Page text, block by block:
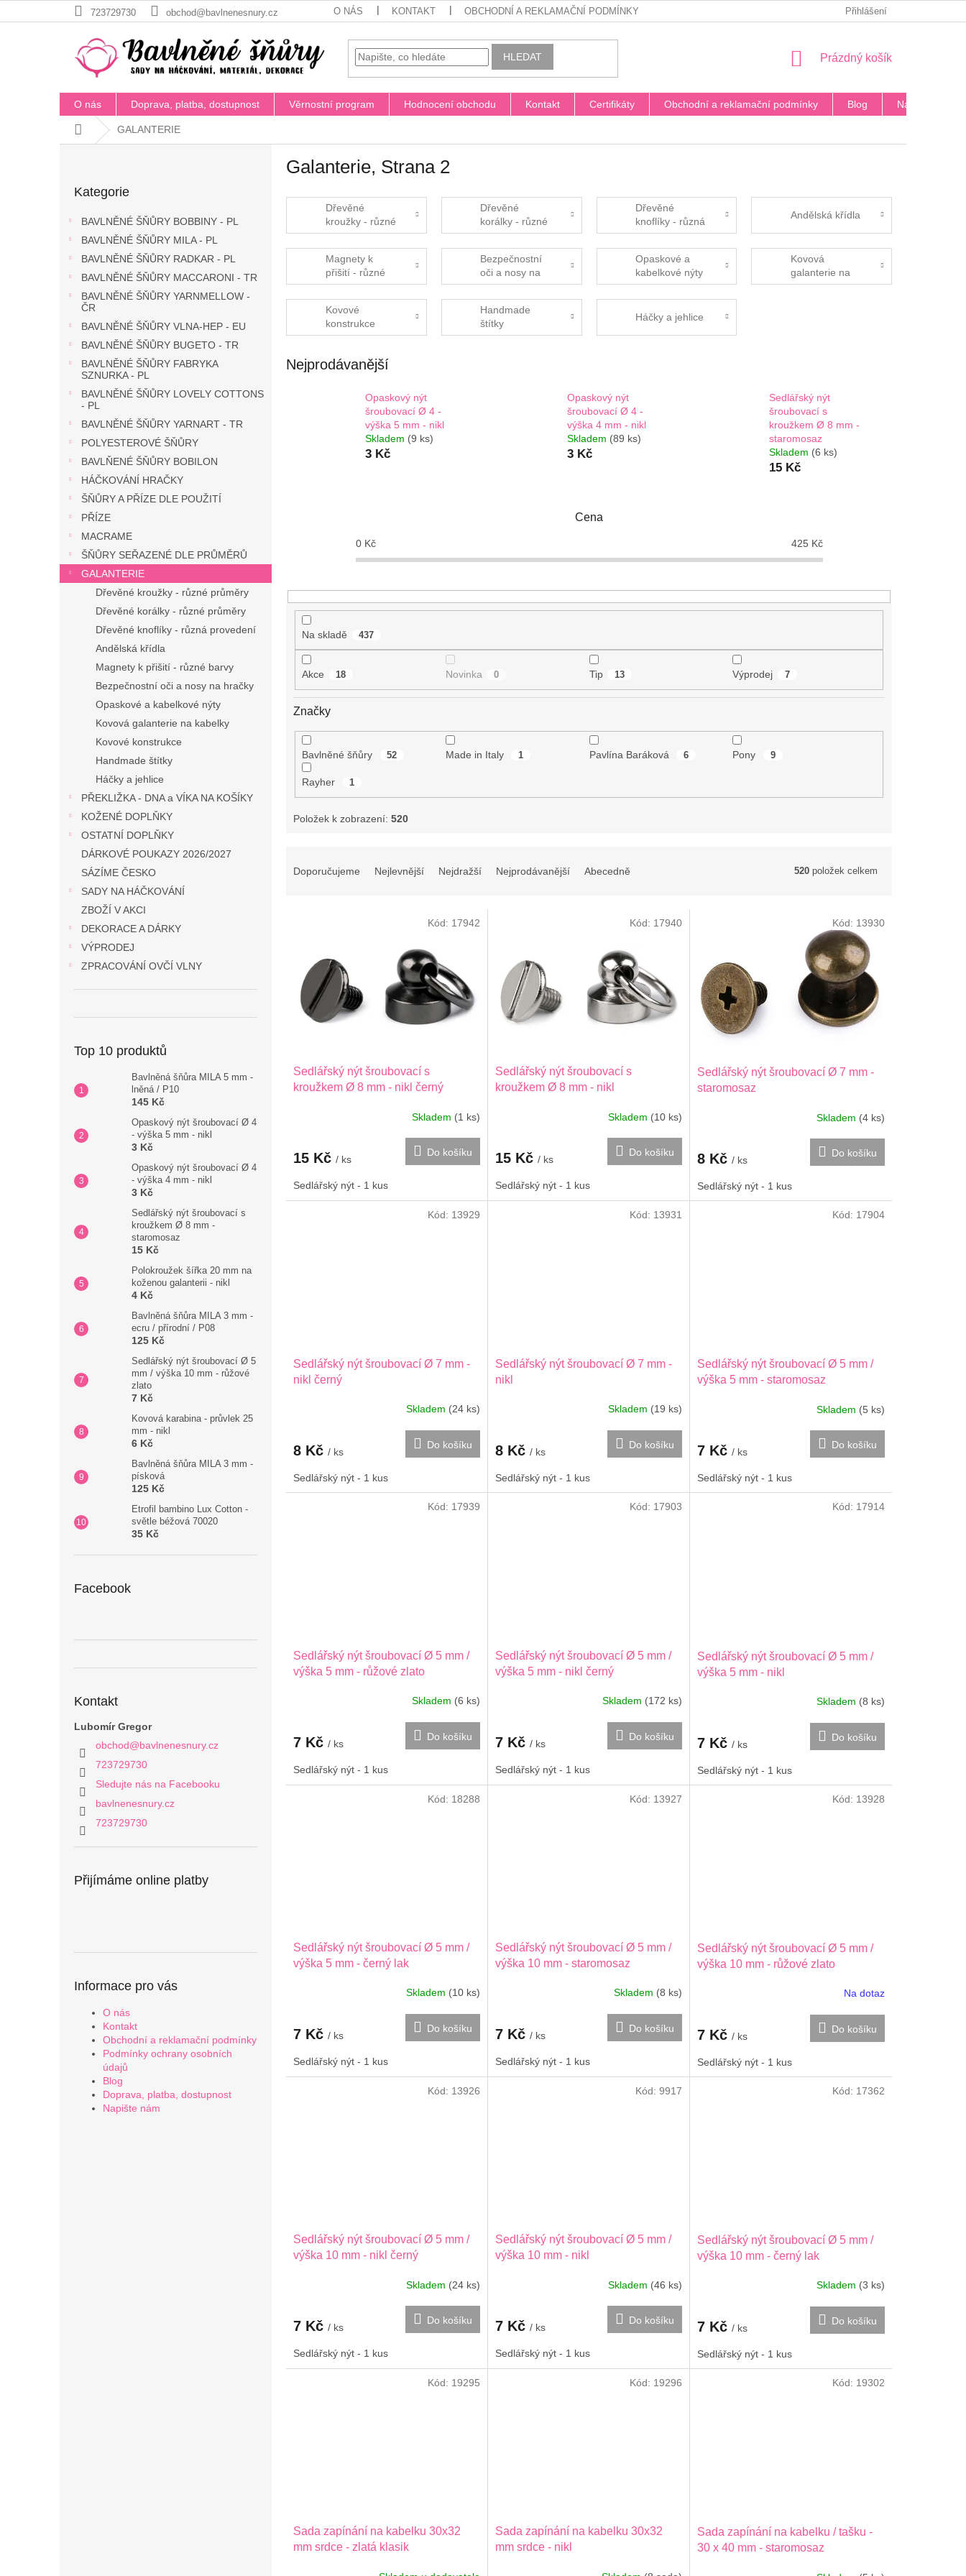
na
723729730 obchod@bavlnenesnury.cz O NÁS KONTAKT OBCHODNÍ A REKLAMAČNÍ PODMÍNKY PODMÍNKY OCHRANY OSOBNÍCH ÚDAJŮ BLOG
Přihlášení
HLEDAT
NÁKUPNÍ
Prázdný košík
O nás Doprava, platba, dostupnost Věrnostní program Hodnocení obchodu Kontakt Certifikáty Obchodní a reklamační podmínky Blog Napište nám
Domů GALANTERIE
kategorie
Kategorie
BAVLNĚNÉ ŠŇŮRY BOBBINY - PL
BAVLNĚNÉ ŠŇŮRY MILA - PL
BAVLNĚNÉ ŠŇŮRY RADKAR - PL
BAVLNĚNÉ ŠŇŮRY MACCARONI - TR
BAVLNĚNÉ ŠŇŮRY YARNMELLOW -
ČR
BAVLNĚNÉ ŠŇŮRY VLNA-HEP - EU
BAVLNĚNÉ ŠŇŮRY BUGETO - TR
BAVLNĚNÉ ŠŇŮRY FABRYKA
SZNURKA - PL
BAVLNĚNÉ ŠŇŮRY LOVELY COTTONS
- PL
BAVLNĚNÉ ŠŇŮRY YARNART - TR
POLYESTEROVÉ ŠŇŮRY
BAVLŇENÉ ŠŇŮRY BOBILON
HÁČKOVÁNÍ HRAČKY
ŠŇŮRY A PŘÍZE DLE POUŽITÍ
PŘÍZE
MACRAME
ŠŇŮRY SEŘAZENÉ DLE PRŮMĚRŮ
GALANTERIE
Dřevěné kroužky - různé průměry
Dřevěné korálky - různé průměry
Dřevěné knoflíky - různá provedení
Andělská křídla
Magnety k přišití - různé barvy
Bezpečnostní oči a nosy na hračky
Opaskové a kabelkové nýty
Kovová galanterie na kabelky
Kovové konstrukce
Handmade štítky
Háčky a jehlice
PŘEKLIŽKA - DNA a VÍKA NA KOŠÍKY
KOŽENÉ DOPLŇKY
OSTATNÍ DOPLŇKY
DÁRKOVÉ POUKAZY 2026/2027
SÁZÍME ČESKO
SADY NA HÁČKOVÁNÍ
ZBOŽÍ V AKCI
DEKORACE A DÁRKY
VÝPRODEJ
ZPRACOVÁNÍ OVČÍ VLNY
Top 10 produktů
Bavlněná šňůra MILA 5 mm -
lněná / P10
145 Kč
Opaskový nýt šroubovací Ø 4
- výška 5 mm - nikl
3 Kč
Opaskový nýt šroubovací Ø 4
- výška 4 mm - nikl
3 Kč
Sedlářský nýt šroubovací s
kroužkem Ø 8 mm -
staromosaz
15 Kč
Polokroužek šířka 20 mm na
koženou galanterii - nikl
4 Kč
Bavlněná šňůra MILA 3 mm -
ecru / přírodní / P08
125 Kč
Sedlářský nýt šroubovací Ø 5
mm / výška 10 mm - růžové
zlato
7 Kč
Kovová karabina - průvlek 25
mm - nikl
6 Kč
Bavlněná šňůra MILA 3 mm -
písková
125 Kč
Etrofil bambino Lux Cotton -
světle béžová 70020
35 Kč
Facebook
Kontakt
Lubomír Gregor
obchod@bavlnenesnury.cz
723729730
Sledujte nás na Facebooku
bavlnenesnury.cz
723729730
Přijímáme online platby
Informace pro vás
O nás
Kontakt
Obchodní a reklamační podmínky
Podmínky ochrany osobních
údajů
Blog
Doprava, platba, dostupnost
Napište nám
Galanterie, Strana 2
Dřevěné
kroužky - různé
průměry
Dřevěné
korálky - různé
průměry
Dřevěné
knoflíky - různá
provedení
Andělská křídla
Magnety k
přišití - různé
barvy
Bezpečnostní
oči a nosy na
hračky
Opaskové a
kabelkové nýty
Kovová
galanterie na
kabelky
Kovové
konstrukce
Handmade
štítky
Háčky a jehlice
Nejprodávanější
Opaskový nýt
šroubovací Ø 4 -
výška 5 mm - nikl
Skladem (9 ks)
3 Kč
Opaskový nýt
šroubovací Ø 4 -
výška 4 mm - nikl
Skladem (89 ks)
3 Kč
Sedlářský nýt
šroubovací s
kroužkem Ø 8 mm -
staromosaz
Skladem (6 ks)
15 Kč
Cena
0Kč 425 Kč
Na skladě 437
Akce 18 Novinka 0 Tip 13 Výprodej 7
Značky
Bavlněné šňůry 52 Made in Italy 1 Pavlína Baráková 6 Pony 9
Rayher 1
Položek k zobrazení: 520
Doporučujeme Nejlevnější Nejdražší Nejprodávanější Abecedně 520 položek celkem
Sedlářský nýt šroubovací s
kroužkem Ø 8 mm - nikl černý
Skladem (1 ks)
15 Kč / ks
Do košíku
Sedlářský nýt - 1 kus
Kód: 17942
Sedlářský nýt šroubovací s
kroužkem Ø 8 mm - nikl
Skladem (10 ks)
15 Kč / ks
Do košíku
Sedlářský nýt - 1 kus
Kód: 17940
Sedlářský nýt šroubovací Ø 7 mm -
staromosaz
Skladem (4 ks)
8 Kč / ks
Do košíku
Sedlářský nýt - 1 kus
Kód: 13930
Sedlářský nýt šroubovací Ø 7 mm -
nikl černý
Skladem (24 ks)
8 Kč / ks
Do košíku
Sedlářský nýt - 1 kus
Kód: 13929
Sedlářský nýt šroubovací Ø 7 mm -
nikl
Skladem (19 ks)
8 Kč / ks
Do košíku
Sedlářský nýt - 1 kus
Kód: 13931
Sedlářský nýt šroubovací Ø 5 mm /
výška 5 mm - staromosaz
Skladem (5 ks)
7 Kč / ks
Do košíku
Sedlářský nýt - 1 kus
Kód: 17904
Sedlářský nýt šroubovací Ø 5 mm /
výška 5 mm - růžové zlato
Skladem (6 ks)
7 Kč / ks
Do košíku
Sedlářský nýt - 1 kus
Kód: 17939
Sedlářský nýt šroubovací Ø 5 mm /
výška 5 mm - nikl černý
Skladem (172 ks)
7 Kč / ks
Do košíku
Sedlářský nýt - 1 kus
Kód: 17903
Sedlářský nýt šroubovací Ø 5 mm /
výška 5 mm - nikl
Skladem (8 ks)
7 Kč / ks
Do košíku
Sedlářský nýt - 1 kus
Kód: 17914
Sedlářský nýt šroubovací Ø 5 mm /
výška 5 mm - černý lak
Skladem (10 ks)
7 Kč / ks
Do košíku
Sedlářský nýt - 1 kus
Kód: 18288
Sedlářský nýt šroubovací Ø 5 mm /
výška 10 mm - staromosaz
Skladem (8 ks)
7 Kč / ks
Do košíku
Sedlářský nýt - 1 kus
Kód: 13927
Sedlářský nýt šroubovací Ø 5 mm /
výška 10 mm - růžové zlato
Na dotaz
7 Kč / ks
Do košíku
Sedlářský nýt - 1 kus
Kód: 13928
Sedlářský nýt šroubovací Ø 5 mm /
výška 10 mm - nikl černý
Skladem (24 ks)
7 Kč / ks
Do košíku
Sedlářský nýt - 1 kus
Kód: 13926
Sedlářský nýt šroubovací Ø 5 mm /
výška 10 mm - nikl
Skladem (46 ks)
7 Kč / ks
Do košíku
Sedlářský nýt - 1 kus
Kód: 9917
Sedlářský nýt šroubovací Ø 5 mm /
výška 10 mm - černý lak
Skladem (3 ks)
7 Kč / ks
Do košíku
Sedlářský nýt - 1 kus
Kód: 17362
Sada zapínání na kabelku 30x32
mm srdce - zlatá klasik
Kód: 19295
Sada zapínání na kabelku 30x32
mm srdce - nikl
Kód: 19296
Sada zapínání na kabelku / tašku -
30 x 40 mm - staromosaz
Kód: 19302